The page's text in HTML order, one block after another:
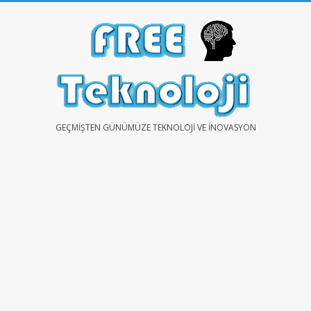
FREEGEÇMIŞTEN GÜNÜMÜZE TEKNOLOJI VE İNOVASYON